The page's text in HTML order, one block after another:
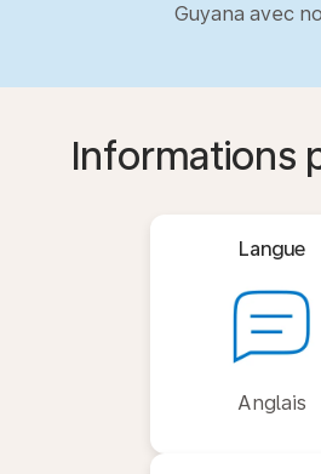
Guyana avec
Informations
Langue
Anglais